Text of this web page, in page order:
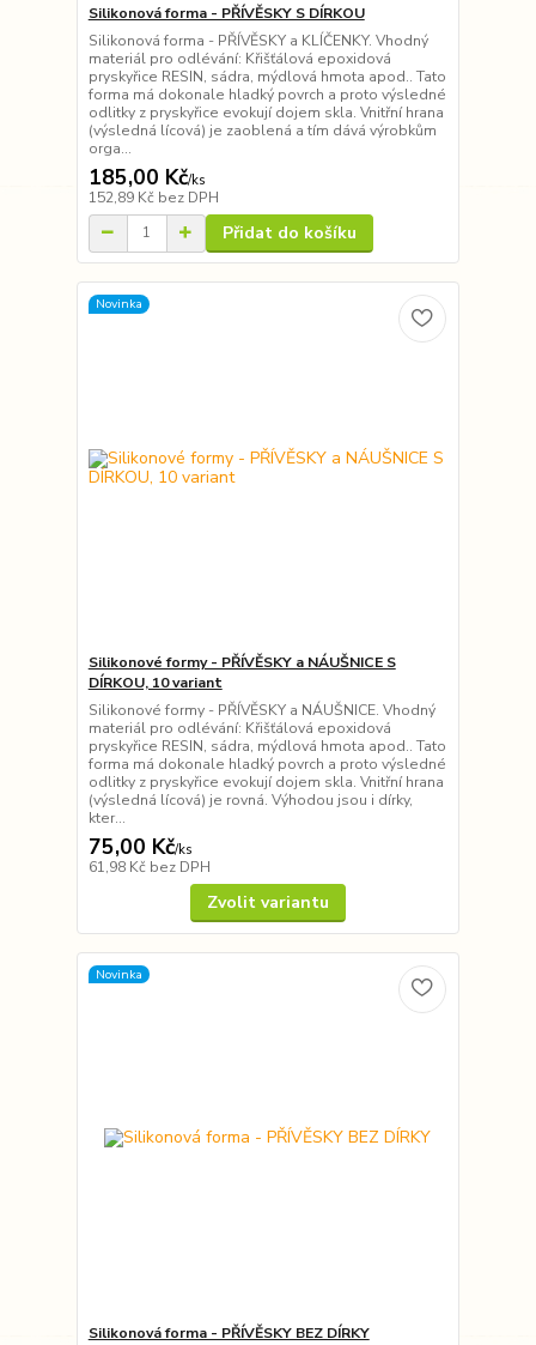
Silikonová forma - PŘÍVĚSKY S DÍRKOU
Silikonová forma - PŘÍVĚSKY a KLÍČENKY. Vhodný
materiál pro odlévání: Křišťálová epoxidová
pryskyřice RESIN, sádra, mýdlová hmota apod.. Tato
forma má dokonale hladký povrch a proto výsledné
odlitky z pryskyřice evokují dojem skla. Vnitřní hrana
(výsledná lícová) je zaoblená a tím dává výrobkům
orga...
185,00 Kč/ks
152,89 Kč bez DPH
Přidat do košíku
Novinka
Silikonové formy - PŘÍVĚSKY a NÁUŠNICE S
DÍRKOU, 10 variant
Silikonové formy - PŘÍVĚSKY a NÁUŠNICE. Vhodný
materiál pro odlévání: Křišťálová epoxidová
pryskyřice RESIN, sádra, mýdlová hmota apod.. Tato
forma má dokonale hladký povrch a proto výsledné
odlitky z pryskyřice evokují dojem skla. Vnitřní hrana
(výsledná lícová) je rovná. Výhodou jsou i dírky,
kter...
75,00 Kč/ks
61,98 Kč bez DPH
Zvolit variantu
Novinka
Silikonová forma - PŘÍVĚSKY BEZ DÍRKY